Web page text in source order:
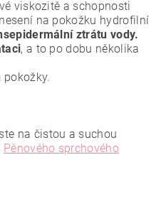
viskozitě a schopnosti
na pokožku hydrofilní
ztrátu vody.
, a to po dobu několika
na čistou a suchou
Pěnového sprchového